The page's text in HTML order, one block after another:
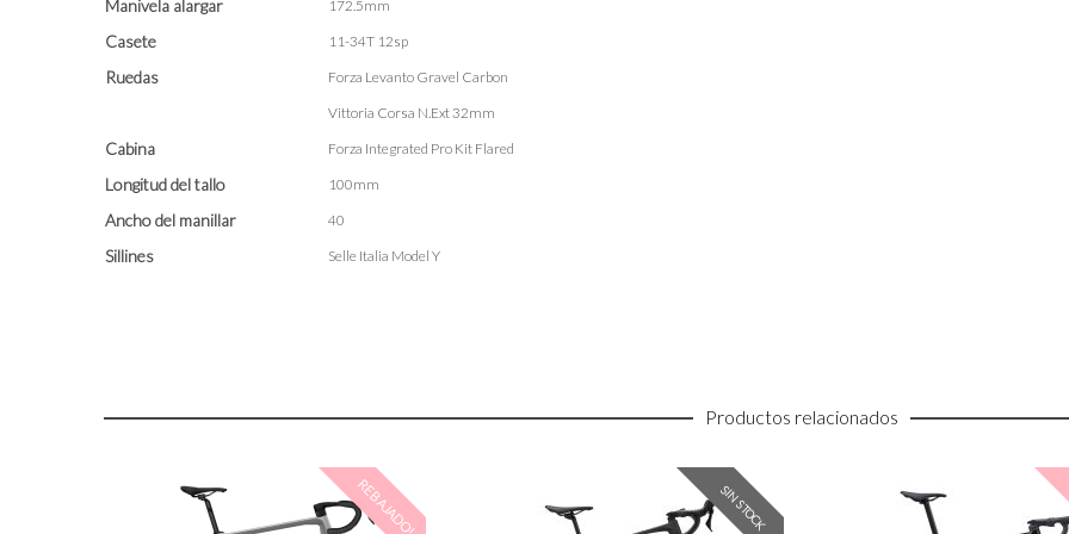
Manivela alargar 172.5mm
Casete 11-34T 12sp
Ruedas
Forza Levanto Gravel Carbon
Vittoria Corsa N.Ext 32mm
Cabina Forza Integrated Pro Kit Flared
Longitud del tallo 100mm
Ancho del manillar 40
Sillines Selle Italia Model Y
Productos relacionados
REBAJADO! SIN STOCK